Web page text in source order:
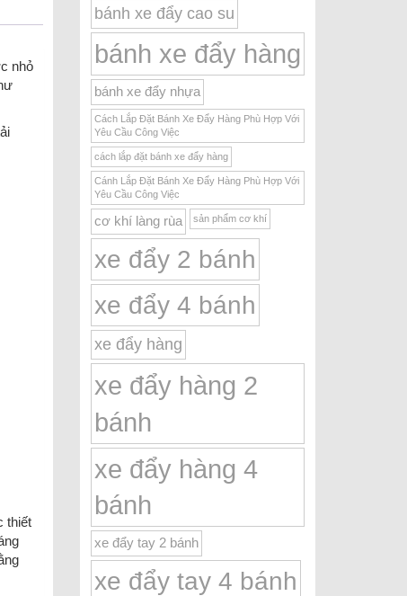
nhỏ
thiết
bánh xe đẩy cao su
bánh xe đẩy hàng
bánh xe đẩy nhựa
Cách Lắp Đặt Bánh Xe Đẩy Hàng Phù Hợp Với
Yêu Cầu Công Việc
cách lắp đặt bánh xe đẩy hàng
Cánh Lắp Đặt Bánh Xe Đẩy Hàng Phù Hợp Với
Yêu Cầu Công Việc
cơ khí làng rùa sản phẩm cơ khí
xe đẩy 2 bánh
xe đẩy 4 bánh
xe đẩy hàng
xe đẩy hàng 2
bánh
xe đẩy hàng 4
bánh
xe đẩy tay 2 bánh
xe đẩy tay 4 bánh